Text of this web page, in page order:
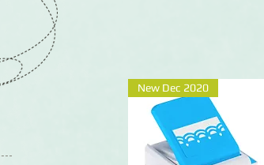
New Dec 2020